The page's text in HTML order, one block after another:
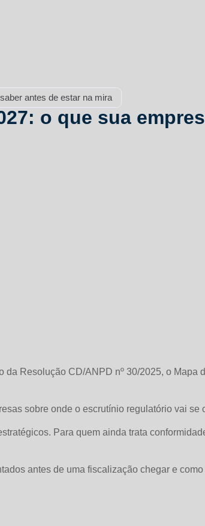
antes de estar na mira
o que sua
Resolução CD/ANPD nº 30/2025, o Mapa
sobre onde o escrutínio regulatório vai se
Para quem ainda trata
antes de uma fiscalização chegar e